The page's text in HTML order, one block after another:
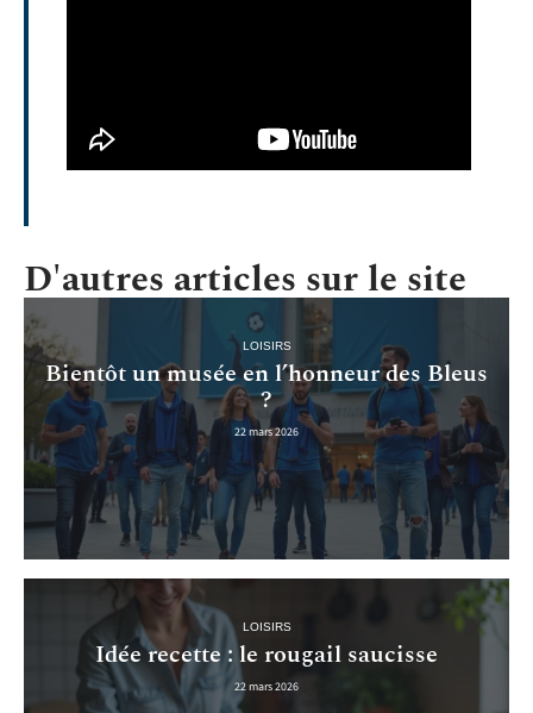
D'autres articles sur le site
LOISIRS
Bientôt un musée en l’honneur des Bleus
?
22 mars 2026
LOISIRS
Idée recette : le rougail saucisse
22 mars 2026